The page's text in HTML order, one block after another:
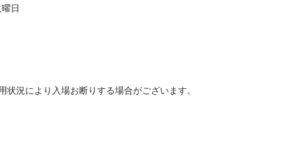
日
況により入場お断りする場合がございます。